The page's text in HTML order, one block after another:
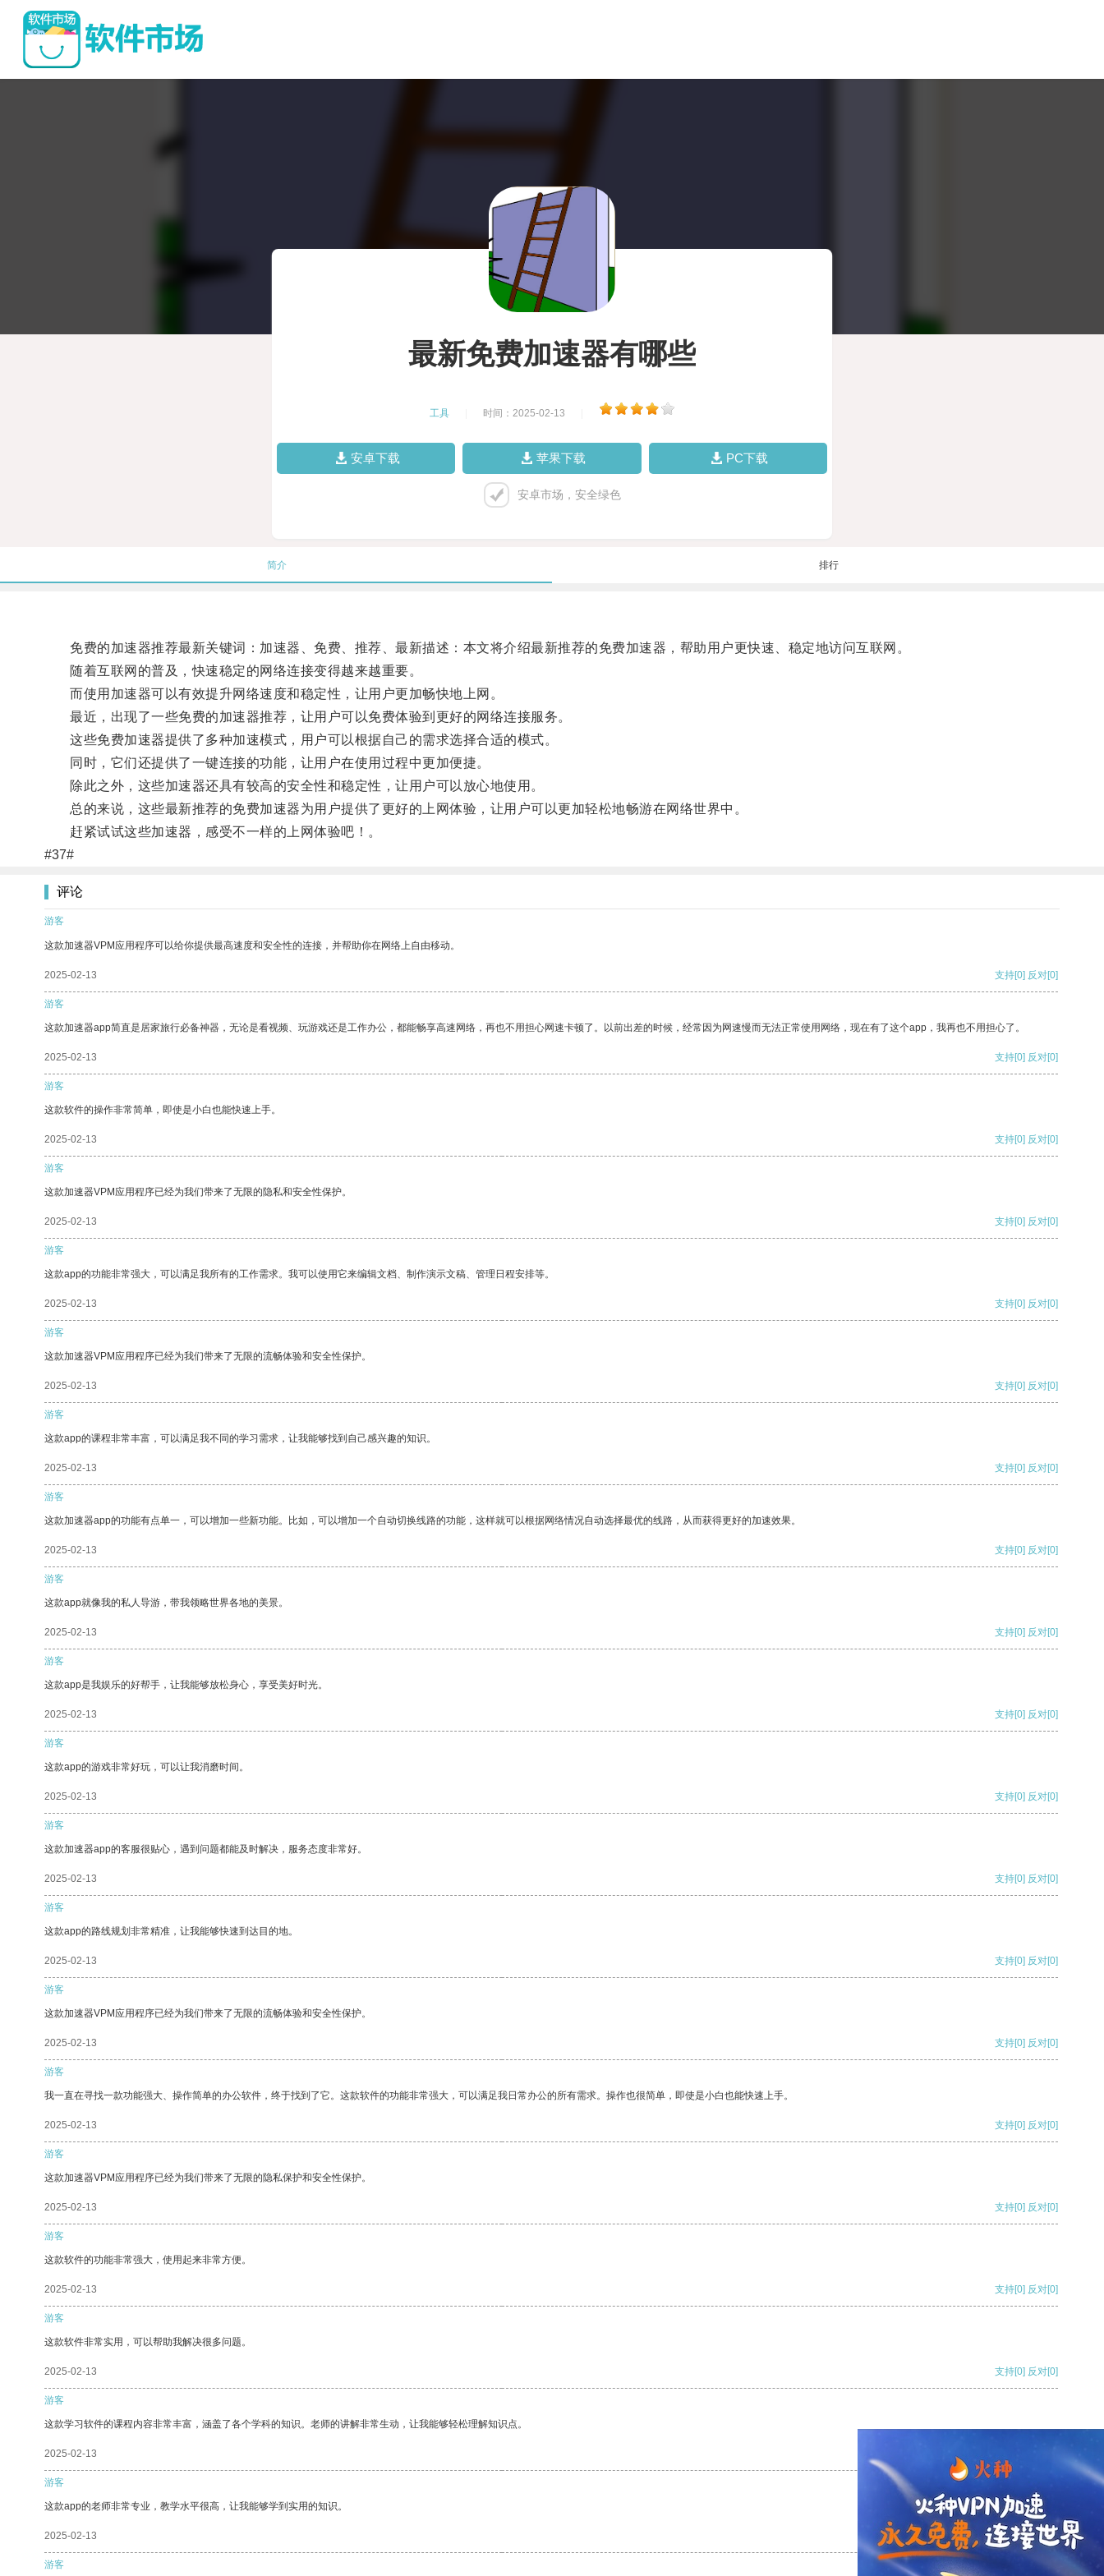
最新免费加速器有哪些
工具 时间：2025-02-13
安卓下载 苹果下载 PC下载
安卓市场，安全绿色
简介 排行
免费的加速器推荐最新关键词：加速器、免费、推荐、最新描述：本文将介绍最新推荐的免费加速器，帮助用户更快速、稳定地访问互联网。
随着互联网的普及，快速稳定的网络连接变得越来越重要。
而使用加速器可以有效提升网络速度和稳定性，让用户更加畅快地上网。
最近，出现了一些免费的加速器推荐，让用户可以免费体验到更好的网络连接服务。
这些免费加速器提供了多种加速模式，用户可以根据自己的需求选择合适的模式。
同时，它们还提供了一键连接的功能，让用户在使用过程中更加便捷。
除此之外，这些加速器还具有较高的安全性和稳定性，让用户可以放心地使用。
总的来说，这些最新推荐的免费加速器为用户提供了更好的上网体验，让用户可以更加轻松地畅游在网络世界中。
赶紧试试这些加速器，感受不一样的上网体验吧！。
#37#
评论
游客
这款加速器VPM应用程序可以给你提供最高速度和安全性的连接，并帮助你在网络上自由移动。
2025-02-13 支持[0] 反对[0]
游客
这款加速器app简直是居家旅行必备神器，无论是看视频、玩游戏还是工作办公，都能畅享高速网络，再也不用担心网速卡顿了。以前出差的时候，经常因为网速慢而无法正常使用网络，现在有了这个app，我再也不用担心了。
2025-02-13 支持[0] 反对[0]
游客
这款软件的操作非常简单，即使是小白也能快速上手。
2025-02-13 支持[0] 反对[0]
游客
这款加速器VPM应用程序已经为我们带来了无限的隐私和安全性保护。
2025-02-13 支持[0] 反对[0]
游客
这款app的功能非常强大，可以满足我所有的工作需求。我可以使用它来编辑文档、制作演示文稿、管理日程安排等。
2025-02-13 支持[0] 反对[0]
游客
这款加速器VPM应用程序已经为我们带来了无限的流畅体验和安全性保护。
2025-02-13 支持[0] 反对[0]
游客
这款app的课程非常丰富，可以满足我不同的学习需求，让我能够找到自己感兴趣的知识。
2025-02-13 支持[0] 反对[0]
游客
这款加速器app的功能有点单一，可以增加一些新功能。比如，可以增加一个自动切换线路的功能，这样就可以根据网络情况自动选择最优的线路，从而获得更好的加速效果。
2025-02-13 支持[0] 反对[0]
游客
这款app就像我的私人导游，带我领略世界各地的美景。
2025-02-13 支持[0] 反对[0]
游客
这款app是我娱乐的好帮手，让我能够放松身心，享受美好时光。
2025-02-13 支持[0] 反对[0]
游客
这款app的游戏非常好玩，可以让我消磨时间。
2025-02-13 支持[0] 反对[0]
游客
这款加速器app的客服很贴心，遇到问题都能及时解决，服务态度非常好。
2025-02-13 支持[0] 反对[0]
游客
这款app的路线规划非常精准，让我能够快速到达目的地。
2025-02-13 支持[0] 反对[0]
游客
这款加速器VPM应用程序已经为我们带来了无限的流畅体验和安全性保护。
2025-02-13 支持[0] 反对[0]
游客
我一直在寻找一款功能强大、操作简单的办公软件，终于找到了它。这款软件的功能非常强大，可以满足我日常办公的所有需求。操作也很简单，即使是小白也能快速上手。
2025-02-13 支持[0] 反对[0]
游客
这款加速器VPM应用程序已经为我们带来了无限的隐私保护和安全性保护。
2025-02-13 支持[0] 反对[0]
游客
这款软件的功能非常强大，使用起来非常方便。
2025-02-13 支持[0] 反对[0]
游客
这款软件非常实用，可以帮助我解决很多问题。
2025-02-13 支持[0] 反对[0]
游客
这款学习软件的课程内容非常丰富，涵盖了各个学科的知识。老师的讲解非常生动，让我能够轻松理解知识点。
2025-02-13
游客
这款app的老师非常专业，教学水平很高，让我能够学到实用的知识。
2025-02-13 支持 [0] 反对[0]
游客